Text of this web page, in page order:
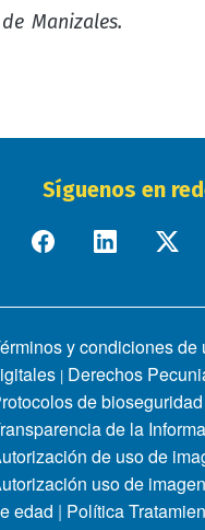
Manizales.
Síguenos en
y condiciones de
| Derechos
de bioseguridad
de la
de uso de
uso de
edad | Política